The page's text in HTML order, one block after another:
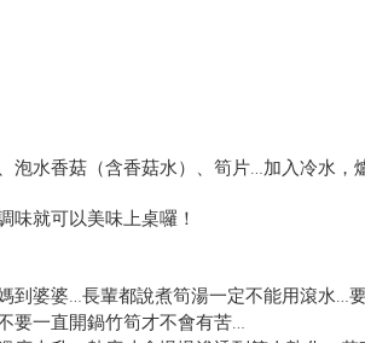
泡水香菇（含香菇水）、筍片…加入冷水，
味就可以美味上桌囉！
到婆婆…長輩都說煮筍湯一定不能用滾水…
要一直開鍋竹筍才不會有苦…